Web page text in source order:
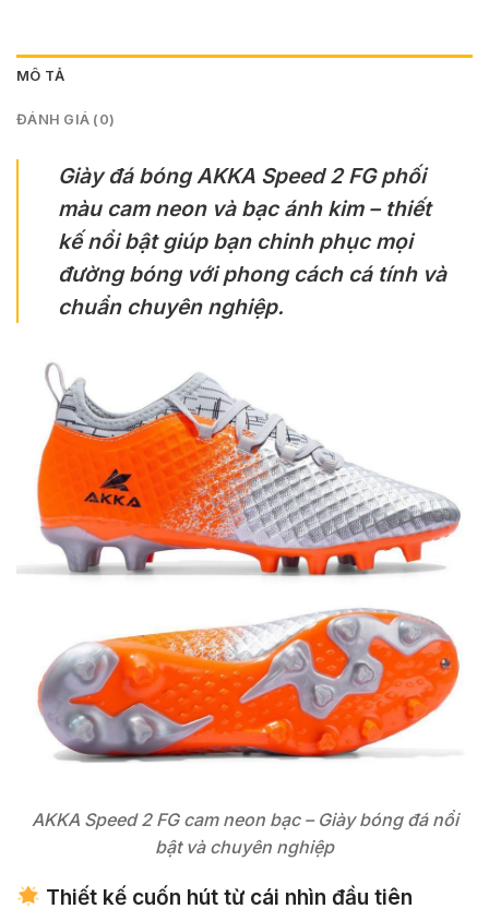
MÔ TẢ
ĐÁNH GIÁ (0)
Giày đá bóng AKKA Speed 2 FG phối
màu cam neon và bạc ánh kim – thiết
kế nổi bật giúp bạn chinh phục mọi
đường bóng với phong cách cá tính và
chuẩn chuyên nghiệp.
AKKA Speed 2 FG cam neon bạc – Giày bóng đá nổi
bật và chuyên nghiệp
Thiết kế cuốn hút từ cái nhìn đầu tiên